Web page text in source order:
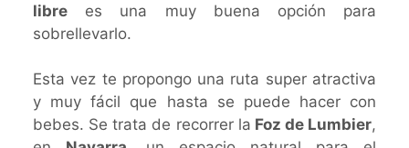
libre es una muy buena opción para
sobrellevarlo.
Esta vez te propongo una ruta super atractiva
y muy fácil que hasta se puede hacer con
bebes. Se trata de recorrer la Foz de Lumbier,